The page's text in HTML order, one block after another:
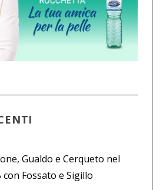
Gualdo e Cerqueto nel
Fossato e Sigillo